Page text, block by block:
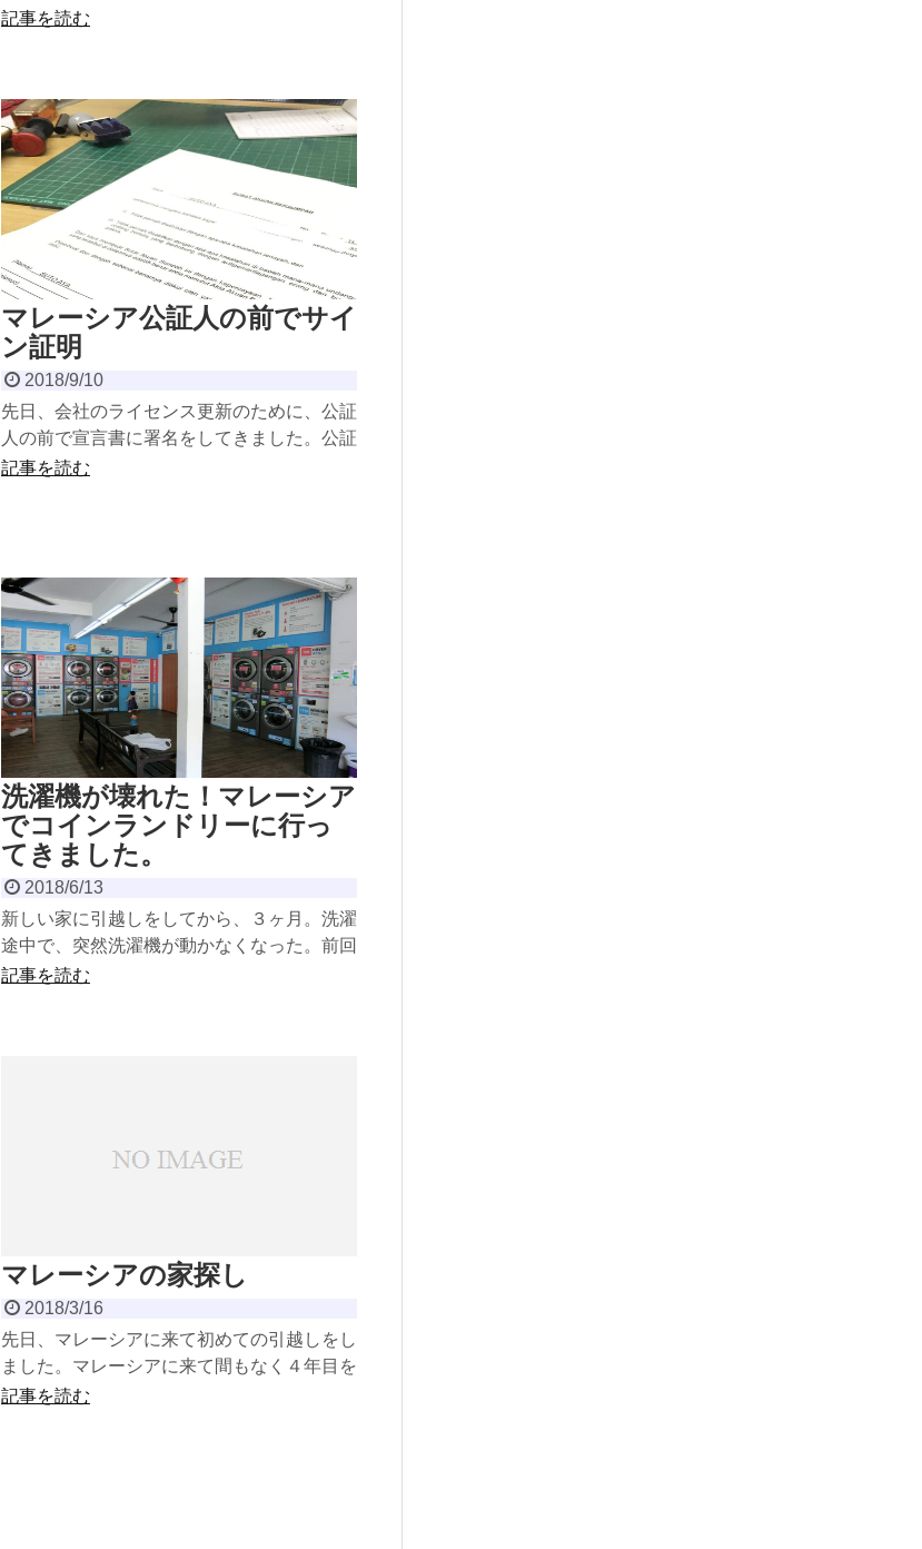
になりました。数年前までは、無料音声通話
記事を読む
マレーシア公証人の前でサイ
ン証明
2018/9/10
先日、会社のライセンス更新のために、公証
人の前で宣言書に署名をしてきました。公証
人の前で「本人サイン」を証明してもらうこ
記事を読む
洗濯機が壊れた！マレーシア
でコインランドリーに行っ
てきました。
2018/6/13
新しい家に引越しをしてから、３ヶ月。洗濯
途中で、突然洗濯機が動かなくなった。前回
の引越しもそうだったが、引越しをすると家
記事を読む
マレーシアの家探し
2018/3/16
先日、マレーシアに来て初めての引越しをし
ました。マレーシアに来て間もなく４年目を
迎えますが、最初の家は、社宅だったので、
記事を読む